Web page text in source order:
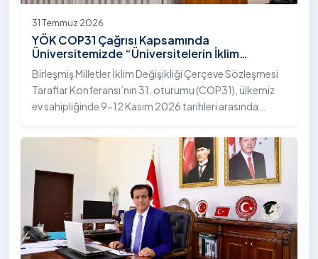
31 Temmuz 2026
YÖK COP31 Çağrısı Kapsamında
Üniversitemizde “Üniversitelerin İklim
Diplomasisindeki Rolü” Konulu Bilgilendirme
Toplantısı Yapıldı
Birleşmiş Milletler İklim Değişikliği Çerçeve Sözleşmesi
Taraflar Konferansı’nın 31. oturumu (COP31), ülkemiz
ev sahipliğinde 9-12 Kasım 2026 tarihleri arasında
Yükseköğretim Kurulu (YÖK), üniversitelerin akademik
katkı ve proje bildirimlerini koordine etme çağrısında
bulundu. Ardahan Üniversitesinde 31 Temmuz 2026
tarihinde bu çağrıya yönelik bir ön hazırlık toplantısı
düzenlendi.